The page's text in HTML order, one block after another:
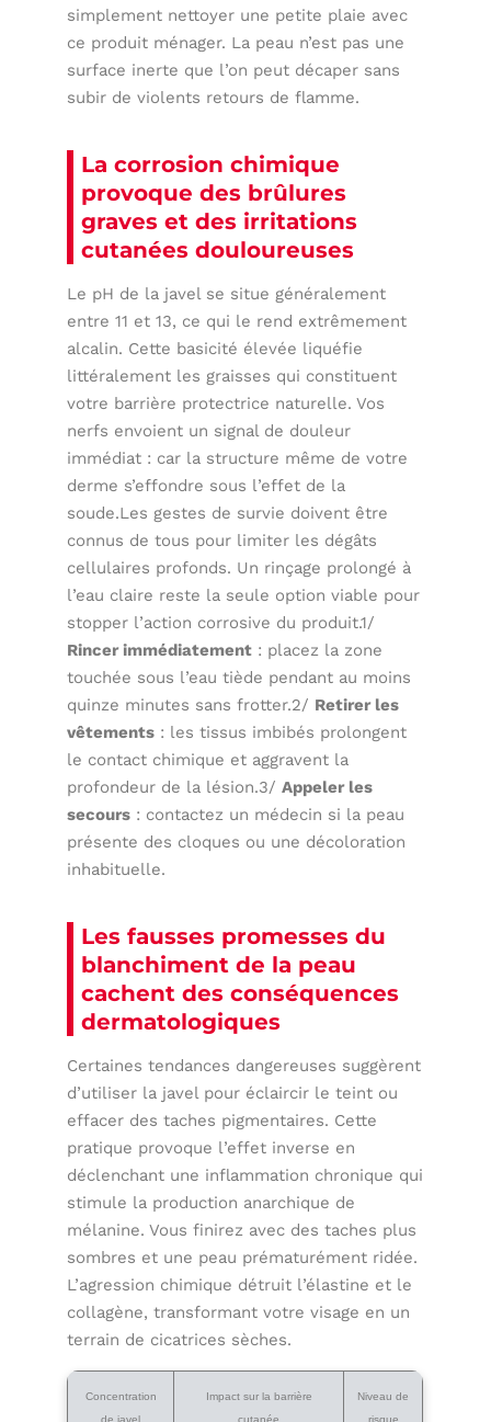
simplement nettoyer une petite plaie avec
ce produit ménager. La peau n’est pas une
surface inerte que l’on peut décaper sans
subir de violents retours de flamme.
La corrosion chimique
provoque des brûlures
graves et des irritations
cutanées douloureuses
Le pH de la javel se situe généralement
entre 11 et 13, ce qui le rend extrêmement
alcalin. Cette basicité élevée liquéfie
littéralement les graisses qui constituent
votre barrière protectrice naturelle. Vos
nerfs envoient un signal de douleur
immédiat : car la structure même de votre
derme s’effondre sous l’effet de la
soude.Les gestes de survie doivent être
connus de tous pour limiter les dégâts
cellulaires profonds. Un rinçage prolongé à
l’eau claire reste la seule option viable pour
stopper l’action corrosive du produit.1/
Rincer immédiatement : placez la zone
touchée sous l’eau tiède pendant au moins
quinze minutes sans frotter.2/ Retirer les
vêtements : les tissus imbibés prolongent
le contact chimique et aggravent la
profondeur de la lésion.3/Appeler les
secours : contactez un médecin si la peau
présente des cloques ou une décoloration
inhabituelle.
Les fausses promesses du
blanchiment de la peau
cachent des conséquences
dermatologiques
Certaines tendances dangereuses suggèrent
d’utiliser la javel pour éclaircir le teint ou
effacer des taches pigmentaires. Cette
pratique provoque l’effet inverse en
déclenchant une inflammation chronique qui
stimule la production anarchique de
mélanine. Vous finirez avec des taches plus
sombres et une peau prématurément ridée.
L’agression chimique détruit l’élastine et le
collagène, transformant votre visage en un
terrain de cicatrices sèches.
Concentration
de javel
Impact sur la barrière
cutanée
Niveau de
risque